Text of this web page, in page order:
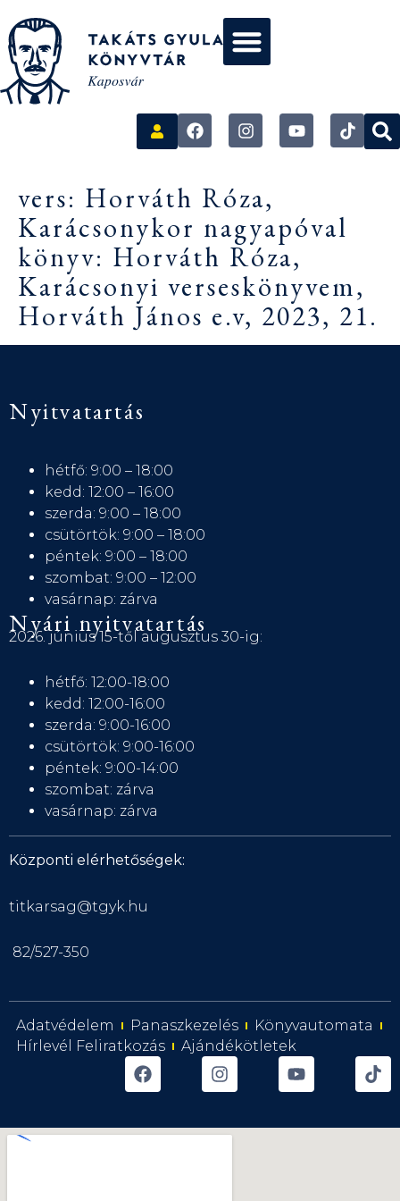
vers: Horváth Róza,
Karácsonykor nagyapóval
könyv: Horváth Róza,
Karácsonyi verseskönyvem,
Horváth János e.v, 2023, 21.
Nyitvatartás
hétfő: 9:00 – 18:00
kedd: 12:00 – 16:00
szerda: 9:00 – 18:00
csütörtök: 9:00 – 18:00
péntek: 9:00 – 18:00
szombat: 9:00 – 12:00
vasárnap: zárva
Nyári nyitvatartás
2026. június 15-től augusztus 30-ig:
hétfő: 12:00-18:00
kedd: 12:00-16:00
szerda: 9:00-16:00
csütörtök: 9:00-16:00
péntek: 9:00-14:00
szombat: zárva
vasárnap: zárva
Központi elérhetőségek:
titkarsag@tgyk.hu
82/527-350
Adatvédelem Panaszkezelés
Könyvautomata
Hírlevél Feliratkozás
Ajándékötletek